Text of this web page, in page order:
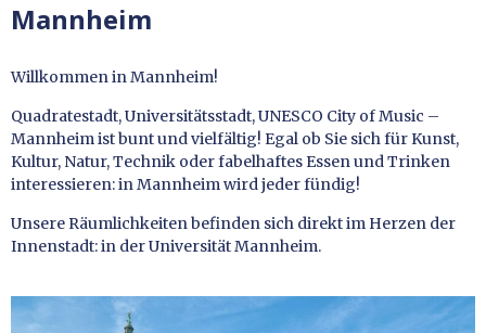
Mannheim
Willkommen in Mannheim!
Quadratestadt, Universitätsstadt, UNESCO City of Music –
Mannheim ist bunt und vielfältig! Egal ob Sie sich für Kunst,
Kultur, Natur, Technik oder fabelhaftes Essen und Trinken
interessieren: in Mannheim wird jeder fündig!
Unsere Räumlichkeiten befinden sich direkt im Herzen der
Innenstadt: in der Universität Mannheim.